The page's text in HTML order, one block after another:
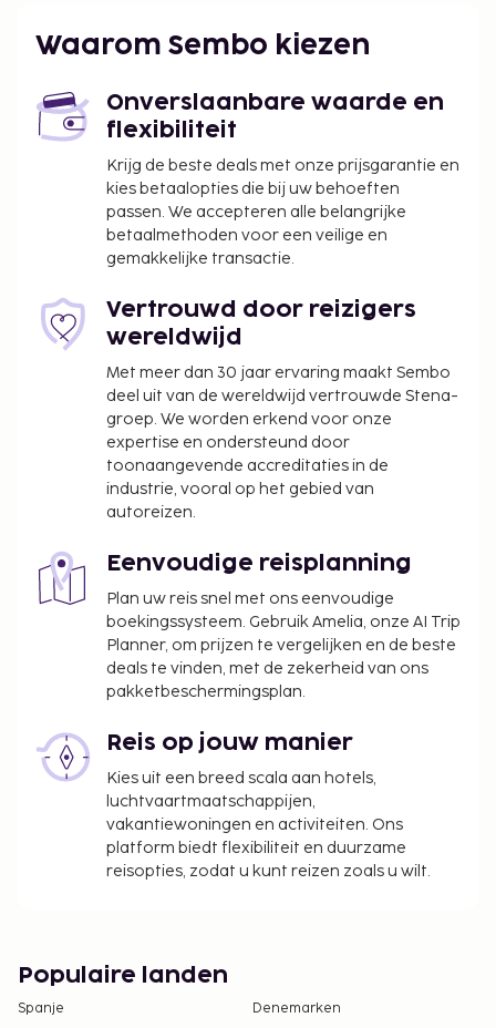
Enkele van de voorzieningen zijn een
stomerij/wasserijservice, een 24-uurs receptie en
onsite massages of geniet van recreatieve
voorzieningen zoals een wijnmakerij. Enkele
voorzieningen van deze bed & breakfast zijn gratis
wifi, conciërgeservices en cadeauwinkels/kiosken.
Gasten van Palazzo Zironda kunnen iets lekkers
halen bij de kruidenier/supermarkt. Dagelijks kun je
tegen betaling genieten van een lekker à-la-carte-
ontbijt, dat geserveerd wordt van 08.00 uur tot
10.00 uur.
Toeslag voor het à-la-carte-ontbijt: ca. EUR 10–
25 per persoon
Deze lijst is mogelijk niet volledig. Toeslagen en
borgsommen zijn mogelijk excl. btw en kunnen
Alle gasten, waaronder kinderen, dienen tijdens
overheid verstrekte identiteitsbewijs met foto
of paspoort te laten zien.
Wegens de nationale wetgeving mogen
contante betalingen bij deze accommodatie
het bedrag van EUR 5000 niet overschrijden.
Neem voor meer informatie contact op met de
boekingsbevestiging.
Waarom Sembo kiezen
Onverslaanbare waarde en
flexibiliteit
Krijg de beste deals met onze prijsgarantie en
kies betaalopties die bij uw behoeften
passen. We accepteren alle belangrijke
betaalmethoden voor een veilige en
gemakkelijke transactie.
Vertrouwd door reizigers
wereldwijd
Met meer dan 30 jaar ervaring maakt Sembo
deel uit van de wereldwijd vertrouwde Stena-
groep. We worden erkend voor onze
expertise en ondersteund door
toonaangevende accreditaties in de
industrie, vooral op het gebied van
autoreizen.
Eenvoudige reisplanning
Plan uw reis snel met ons eenvoudige
boekingssysteem. Gebruik Amelia, onze AI Trip
Planner, om prijzen te vergelijken en de beste
deals te vinden, met de zekerheid van ons
pakketbeschermingsplan.
Reis op jouw manier
Kies uit een breed scala aan hotels,
luchtvaartmaatschappijen,
vakantiewoningen en activiteiten. Ons
platform biedt flexibiliteit en duurzame
reisopties, zodat u kunt reizen zoals u wilt.
Populaire landen
Spanje
Denemarken